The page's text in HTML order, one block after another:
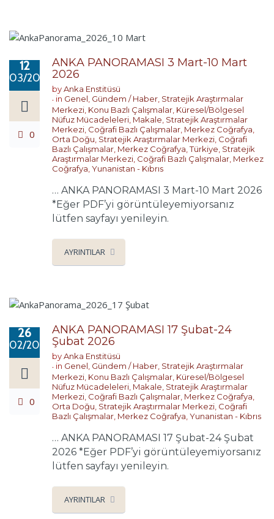
12
03/2026
0
ANKA PANORAMASI 3 Mart-10 Mart
2026
byAnka Enstitüsü
in Genel, Gündem / Haber, Stratejik Araştırmalar
Merkezi, Konu Bazlı Çalışmalar, Küresel/Bölgesel
Nüfuz Mücadeleleri, Makale, Stratejik Araştırmalar
Merkezi, Coğrafi Bazlı Çalışmalar, Merkez Coğrafya,
Orta Doğu, Stratejik Araştırmalar Merkezi, Coğrafi
Bazlı Çalışmalar, Merkez Coğrafya,Türkiye, Stratejik
Araştırmalar Merkezi, Coğrafi Bazlı Çalışmalar, Merkez
Coğrafya,Yunanistan - Kıbrıs
… ANKA PANORAMASI 3 Mart-10 Mart 2026
*Eğer PDF’yi görüntüleyemiyorsanız
lütfen sayfayı yenileyin.
AYRINTILAR
26
02/2026
0
ANKA PANORAMASI 17 Şubat-24
Şubat 2026
byAnka Enstitüsü
in Genel Gündem / Haber Stratejik Araştırmalar
Merkezi Konu Bazlı Çalışmalar Küresel/Bölgesel
Nüfuz Mücadeleleri Makale Stratejik Araştırmalar
Merkezi Coğrafi Bazlı Çalışmalar Merkez Coğrafya
Orta Doğu Stratejik Araştırmalar Merkezi Coğrafi
Bazlı Çalışmalar Merkez Coğrafya Yunanistan - Kıbrıs
… ANKA PANORAMASI 17 Şubat-24 Şubat
2026 *Eğer PDF’yi görüntüleyemiyorsanız
lütfen sayfayı yenileyin.
AYRINTILAR